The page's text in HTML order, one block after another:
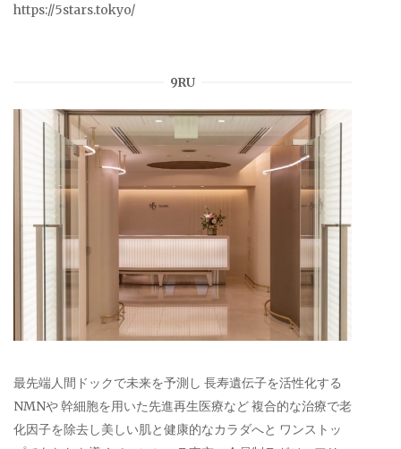
https://5stars.tokyo/
9RU
最先端人間ドックで未来を予測し 長寿遺伝子を活性化する
NMNや 幹細胞を用いた先進再生医療など 複合的な治療で老
化因子を除去し美しい肌と健康的なカラダへと ワンストッ